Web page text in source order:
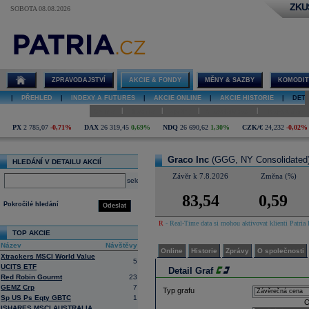
SOBOTA 08.08.2026
Graco Inc graf
ZPRAVODAJSTVÍ AKCIE & FONDY MĚNY & SAZBY
PŘEHLED INDEXY A FUTURES AKCIE ONLINE AKCIE HISTORIE
PX 2 785,07 -0,71% DAX 26 319,45 0,69% NDQ 26 690,62 1,30% CZK/€ 24,232 -0,02%
HLEDÁNÍ V DETAILU AKCIÍ
select
Odeslat
Pokročilé hledání
TOP AKCIE
Název
Návštěvy
Xtrackers MSCI World Value
UCITS ETF
5
Red Robin Gourmt
23
GEMZ Crp
7
Sp US Ps Eqty GBTC
1
Graco Inc (GGG, NY
Závěr k 7.8.2026 Změna (%)
83,54 0,59
R - Real-Time data si mohou aktivovat klienti
Online Historie Zprávy O společnosti
Detail Graf
Typ grafu